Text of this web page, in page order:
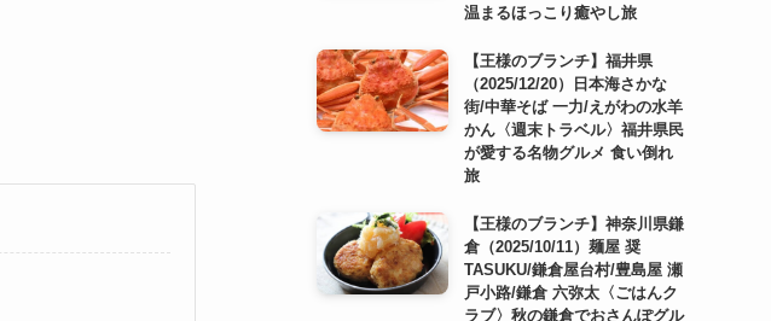
温まるほっこり癒やし旅
【王様のブランチ】福井県
（2025/12/20）日本海さかな
街/中華そば 一力/えがわの水羊
かん〈週末トラベル〉福井県民
が愛する名物グルメ 食い倒れ
旅
【王様のブランチ】神奈川県鎌
倉（2025/10/11）麺屋 奨
TASUKU/鎌倉屋台村/豊島屋 瀬
戸小路/鎌倉 六弥太〈ごはんク
ラブ〉秋の鎌倉でおさんぽグル